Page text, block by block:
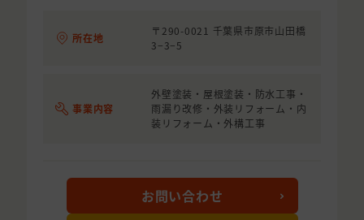
所在地
〒290-0021 千葉県市原市山田橋
3−3−5
事業内容
外壁塗装・屋根塗装・防水工事・
雨漏り改修・外装リフォーム・内
装リフォーム・外構工事
お問い合わせ